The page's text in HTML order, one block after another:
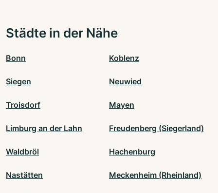
Städte in der Nähe
Bonn Koblenz
Siegen Neuwied
Troisdorf Mayen
Limburg an der Lahn Freudenberg (Siegerland)
Waldbröl Hachenburg
Nastätten Meckenheim (Rheinland)